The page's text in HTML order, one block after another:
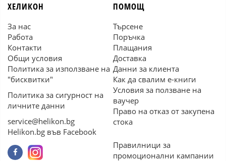
ХЕЛИКОН
За нас
Работа
Контакти
Общи условия
Политика за използване на
"бисквитки"
Политика за сигурност на
личните данни
service@helikon.bg
Helikon.bg във Facebook
ПОМОЩ
Търсене
Поръчка
Плащания
Доставка
Данни за клиента
Как да свалим е-книги
Условия за ползване на
ваучер
Право на отказ от закупена
стока
Правилници за
промоционални кампании